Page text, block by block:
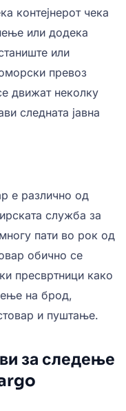
контејнерот чека
или додека
или
превоз
движат неколку
следната јавна
е различно од
служба за
пати во рок од
обично се
пресвртници како
на брод,
и пуштање.
за следење